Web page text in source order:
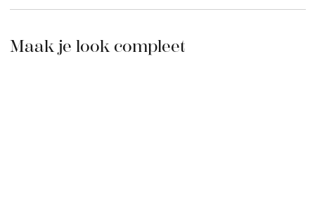
Maak je look compleet